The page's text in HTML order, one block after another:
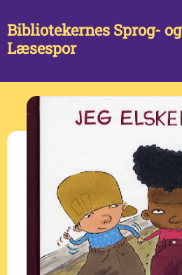
Bibliotekernes Sprog- og
Læsespor